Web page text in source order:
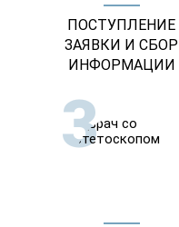
ПОСТУПЛЕНИЕ
ЗАЯВКИ И СБОР
ИНФОРМАЦИИ
3